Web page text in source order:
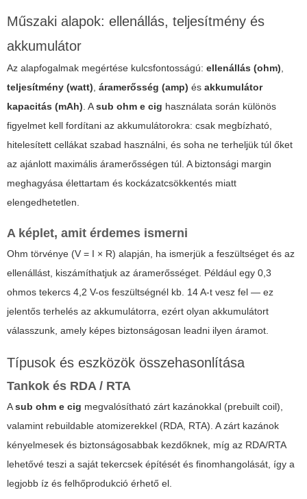
Műszaki alapok: ellenállás, teljesítmény és
akkumulátor
Az alapfogalmak megértése kulcsfontosságú: ellenállás (ohm),
teljesítmény (watt), áramerősség (amp) és akkumulátor
kapacitás (mAh). Asub ohm e cig használata során különös
figyelmet kell fordítani az akkumulátorokra: csak megbízható,
hitelesített cellákat szabad használni, és soha ne terheljük túl őket
az ajánlott maximális áramerősségen túl. A biztonsági margin
meghagyása élettartam és kockázatcsökkentés miatt
elengedhetetlen.
A képlet, amit érdemes ismerni
Ohm törvénye (V = I × R) alapján, ha ismerjük a feszültséget és az
ellenállást, kiszámíthatjuk az áramerősséget. Például egy 0,3
ohmos tekercs 4,2 V-os feszültségnél kb. 14 A-t vesz fel — ez
jelentős terhelés az akkumulátorra, ezért olyan akkumulátort
válasszunk, amely képes biztonságosan leadni ilyen áramot.
Típusok és eszközök összehasonlítása
Tankok és RDA / RTA
Asub ohm e cig megvalósítható zárt kazánokkal (prebuilt coil),
valamint rebuildable atomizerekkel (RDA, RTA). A zárt kazánok
kényelmesek és biztonságosabbak kezdőknek, míg az RDA/RTA
lehetővé teszi a saját tekercsek építését és finomhangolását, így a
legjobb íz és felhőprodukció érhető el.